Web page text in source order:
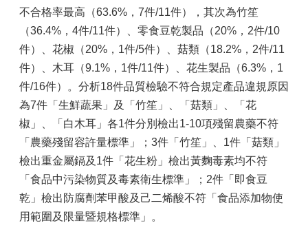
不合格率最高（63.6%，7件/11件），其次為竹笙
（36.4%，4件/11件）、零食豆乾製品（20%，2件/10
件）、花椒（20%，1件/5件）、菇類（18.2%，2件/11
件）、木耳（9.1%，1件/11件）、花生製品（6.3%，1
件/16件）。分析18件品質檢驗不符合規定產品違規原因
為7件「生鮮蔬果」及「竹笙」、「菇類」、「花
椒」、「白木耳」各1件分別檢出1-10項殘留農藥不符
「農藥殘留容許量標準」；3件「竹笙」、1件「菇類」
檢出重金屬鎘及1件「花生粉」檢出黃麴毒素均不符
「食品中污染物質及毒素衛生標準」；2件「即食豆
乾」檢出防腐劑苯甲酸及己二烯酸不符「食品添加物使
用範圍及限量暨規格標準」。